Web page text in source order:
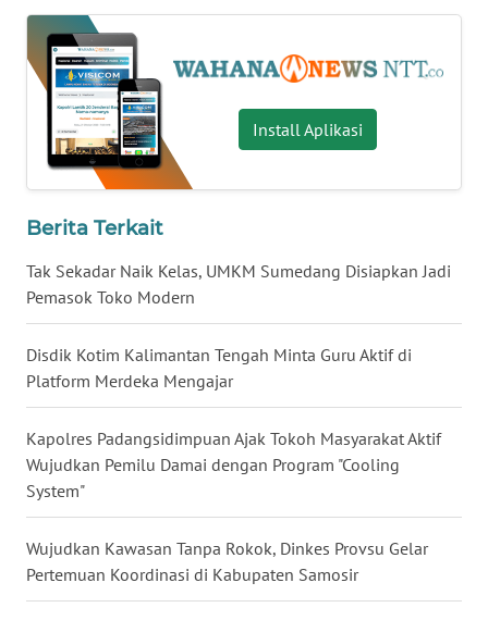
Install Aplikasi
Berita Terkait
Tak Sekadar Naik Kelas, UMKM Sumedang Disiapkan Jadi
Pemasok Toko Modern
Disdik Kotim Kalimantan Tengah Minta Guru Aktif di
Platform Merdeka Mengajar
Kapolres Padangsidimpuan Ajak Tokoh Masyarakat Aktif
Wujudkan Pemilu Damai dengan Program "Cooling
System"
Wujudkan Kawasan Tanpa Rokok, Dinkes Provsu Gelar
Pertemuan Koordinasi di Kabupaten Samosir
WN
KALTARA
WN
KALSEL
KALTIM
WN
WN
GORONTALO
WN
SULUT
MALUKU